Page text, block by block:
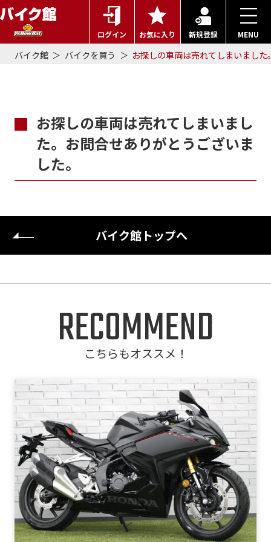
ログイン お気に入り 新規登録 MENU
バイク館 バイクを買う お探しの車両は売れてしまいまし
お探しの車両は売れてしまいまし
た。お問合せありがとうございま
した。
バイク館トップへ
RECOMMEND
こちらもオススメ！